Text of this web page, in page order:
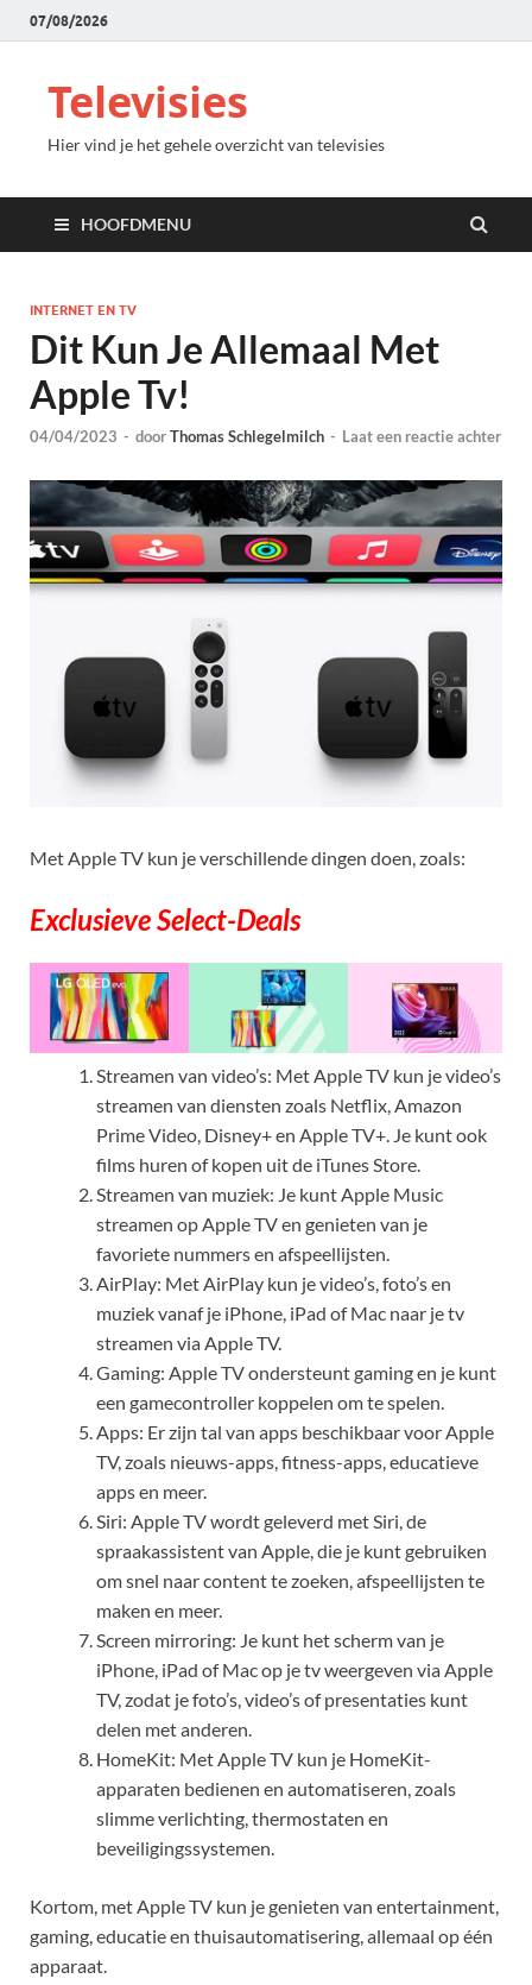
07/08/2026
Televisies
Hier vind je het gehele overzicht van televisies
HOOFDMENU
INTERNET EN TV
Dit Kun Je Allemaal Met
Apple Tv!
04/04/2023 - doorThomas Schlegelmilch - Laat een reactie achter
Met Apple TV kun je verschillende dingen doen, zoals:
Exclusieve Select-Deals
Streamen van video’s: Met Apple TV kun je video’s
streamen van diensten zoals Netflix, Amazon
Prime Video, Disney+ en Apple TV+. Je kunt ook
films huren of kopen uit de iTunes Store.
Streamen van muziek: Je kunt Apple Music
streamen op Apple TV en genieten van je
favoriete nummers en afspeellijsten.
AirPlay: Met AirPlay kun je video’s, foto’s en
muziek vanaf je iPhone, iPad of Mac naar je tv
streamen via Apple TV.
Gaming: Apple TV ondersteunt gaming en je kunt
een gamecontroller koppelen om te spelen.
Apps: Er zijn tal van apps beschikbaar voor Apple
TV, zoals nieuws-apps, fitness-apps, educatieve
apps en meer.
Siri: Apple TV wordt geleverd met Siri, de
spraakassistent van Apple, die je kunt gebruiken
om snel naar content te zoeken, afspeellijsten te
maken en meer.
Screen mirroring: Je kunt het scherm van je
iPhone, iPad of Mac op je tv weergeven via Apple
TV, zodat je foto’s, video’s of presentaties kunt
delen met anderen.
HomeKit: Met Apple TV kun je HomeKit-
apparaten bedienen en automatiseren, zoals
slimme verlichting, thermostaten en
beveiligingssystemen.
Kortom, met Apple TV kun je genieten van entertainment,
gaming, educatie en thuisautomatisering, allemaal op één
apparaat.